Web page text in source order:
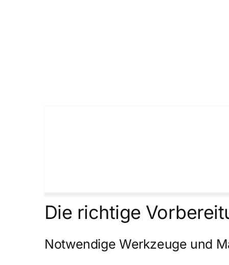
Die richtige
Notwendige Werkzeuge und